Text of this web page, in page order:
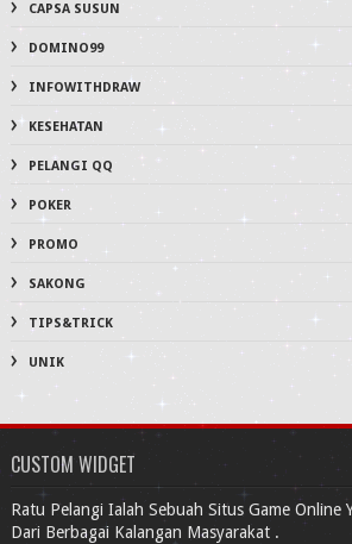
CAPSA SUSUN
DOMINO99
INFOWITHDRAW
KESEHATAN
PELANGI QQ
POKER
PROMO
SAKONG
TIPS&TRICK
UNIK
CUSTOM WIDGET
Ratu Pelangi Ialah Sebuah Situs Game Online
Dari Berbagai Kalangan Masyarakat .